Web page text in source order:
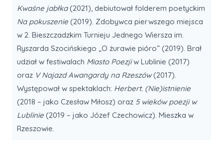
Kwaśne jabłka(2021), debiutował folderem poetyckim
Na pokuszenie (2019). Zdobywca pierwszego miejsca
w 2. Bieszczadzkim Turnieju Jednego Wiersza im.
Ryszarda Szocińskiego „O żurawie pióro” (2019). Brał
udział w festiwalach Miasto Poezjiw Lublinie (2017)
oraz V Najazd Awangardy na Rzeszów(2017).
Występował w spektaklach: Herbert. (Nie)istnienie
(2018 – jako Czesław Miłosz) oraz 5 wieków poezji w
Lublinie (2019 – jako Józef Czechowicz). Mieszka w
Rzeszowie.